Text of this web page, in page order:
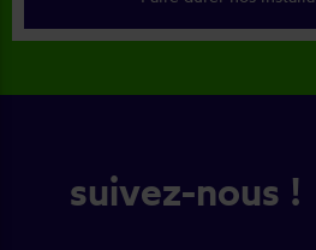
suivez-nous !